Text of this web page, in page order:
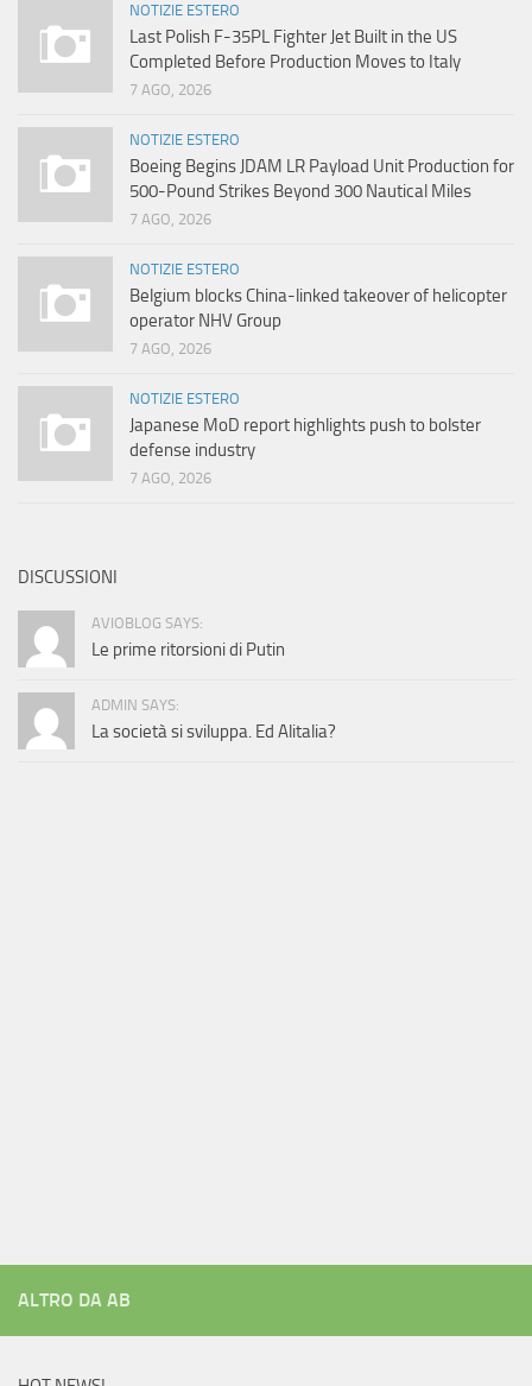
NOTIZIE ESTERO
Last Polish F-35PL Fighter Jet Built in the US
Completed Before Production Moves to Italy
7 AGO, 2026
NOTIZIE ESTERO
Boeing Begins JDAM LR Payload Unit Production for
500-Pound Strikes Beyond 300 Nautical Miles
7 AGO, 2026
NOTIZIE ESTERO
Belgium blocks China-linked takeover of helicopter
operator NHV Group
7 AGO, 2026
NOTIZIE ESTERO
Japanese MoD report highlights push to bolster
defense industry
7 AGO, 2026
DISCUSSIONI
AVIOBLOG SAYS:
Le prime ritorsioni di Putin
ADMIN SAYS:
La società si sviluppa. Ed Alitalia?
ALTRO DA AB